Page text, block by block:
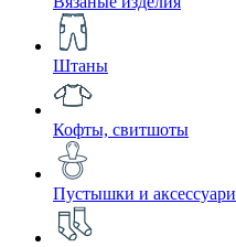
Штаны
Кофты, свитшоты
Пустышки и аксессуари